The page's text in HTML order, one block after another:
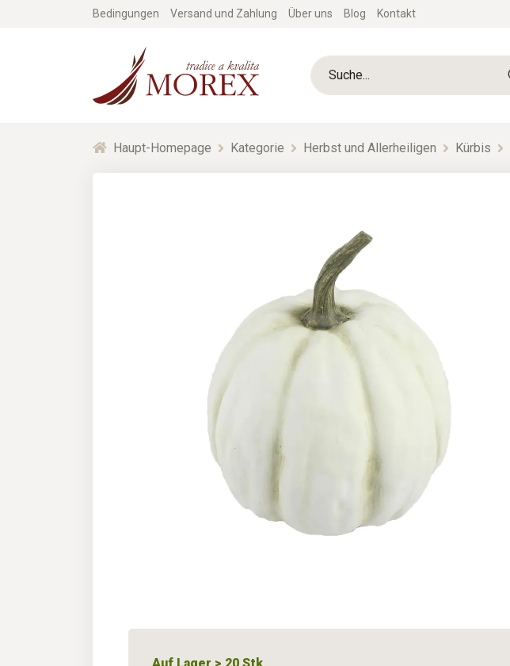
Bedingungen Versand und Zahlung Über uns Blog Kontakt
Haupt-Homepage Kategorie Herbst und Allerheiligen Kürbis